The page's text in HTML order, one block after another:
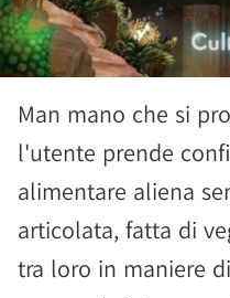
Man mano che si
l'utente prende
alimentare aliena
articolata, fatta di
tra loro in maniere